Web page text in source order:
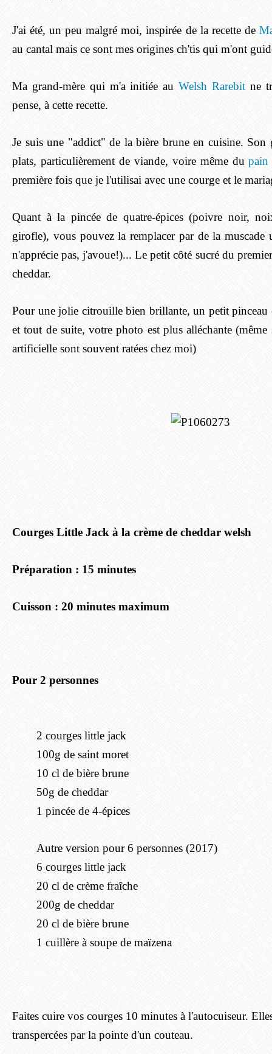
J'ai été, un peu malgré moi, inspirée de la recette de
au cantal mais ce sont mes origines ch'tis qui m'ont
Ma grand-mère qui m'a initiée auWelsh Rarebitne
pense, à cette recette.
Je suis une "addict" de la bière brune en cuisine. Son
plats, particulièrement de viande, voire même dupain
première fois que je l'utilisai avec une courge et le
Quant à la pincée de quatre-épices (poivre noir,
girofle), vous pouvez la remplacer par de la muscade
n'apprécie pas, j'avoue!)... Le petit côté sucré du
cheddar.
Pour une jolie citrouille bien brillante, un petit pinceau
et tout de suite, votre photo est plus alléchante
artificielle sont souvent ratées chez moi)
Courges Little Jack à la crème de cheddar welsh
Préparation : 15 minutes
Cuisson : 20 minutes maximum
Pour 2 personnes
2 courges little jack
100g de saint moret
10 cl de bière brune
50g de cheddar
1 pincée de 4-épices
Autre version pour 6 personnes (2017)
6 courges little jack
20 cl de crème fraîche
200g de cheddar
20 cl de bière brune
1 cuillère à soupe de maïzena
Faites cuire vos courges 10 minutes à l'autocuiseur.
transpercées par la pointe d'un couteau.